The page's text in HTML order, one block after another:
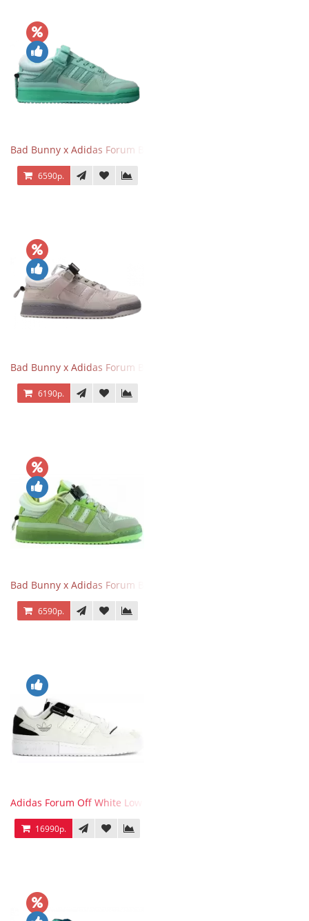
Bad Bunny x Adidas Forum Buckle Low Mint Blue
6590р.
Bad Bunny x Adidas Forum Buckle Low Gray
6190р.
Bad Bunny x Adidas Forum Buckle Low Fluorescent Green
6590р.
Adidas Forum Off White Low White Black
16990р.